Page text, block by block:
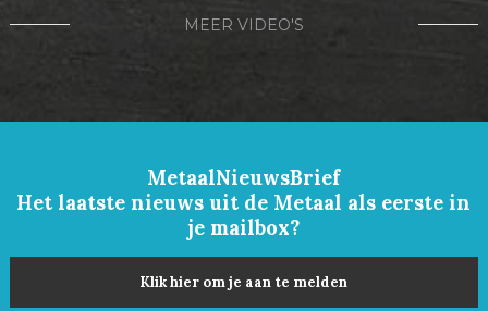
MEER VIDEO'S
MetaalNieuwsBrief
Het laatste nieuws uit de Metaal als eerste in
je mailbox?
Klik hier om je aan te melden